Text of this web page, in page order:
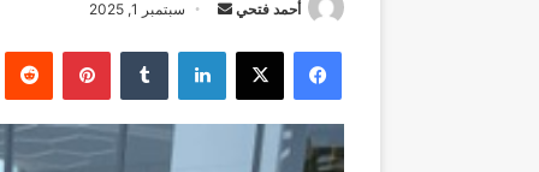
أحمد فتحي
أرسل
إلكترونيا
سبتمبر 1, 2025
فيسبوك ‫X لينكدإن بينتيريست